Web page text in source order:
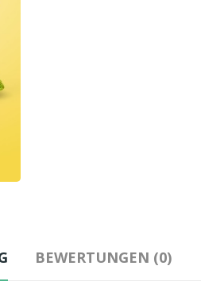
BEWERTUNGEN (0)